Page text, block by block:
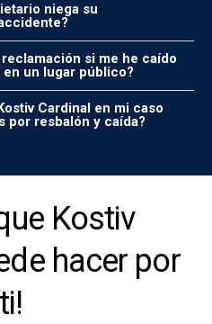
niega su
si me he caído
un lugar público?
Cardinal en mi caso
por resbalón y caída?
Kostiv
hacer por
ti!